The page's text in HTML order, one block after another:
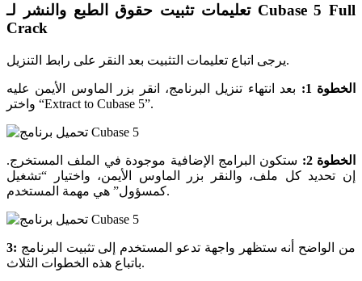
تعليمات تثبيت حقوق الطبع والنشر لـ Cubase 5 Full
Crack
يرجى اتباع تعليمات التثبيت بعد النقر على رابط التنزيل.
الخطوة 1:
بعد انتهاء تنزيل البرنامج، انقر بزر الماوس الأيمن عليه
واختر “Extract to Cubase 5”.
الخطوة 2:
ستكون البرامج الإضافية موجودة في الملف المستخرج.
إن تحديد كل ملف، والنقر بزر الماوس الأيمن، واختيار “تشغيل
كمسؤول” هي مهمة المستخدم.
3:
باتباع هذه الخطوات الثلاث.